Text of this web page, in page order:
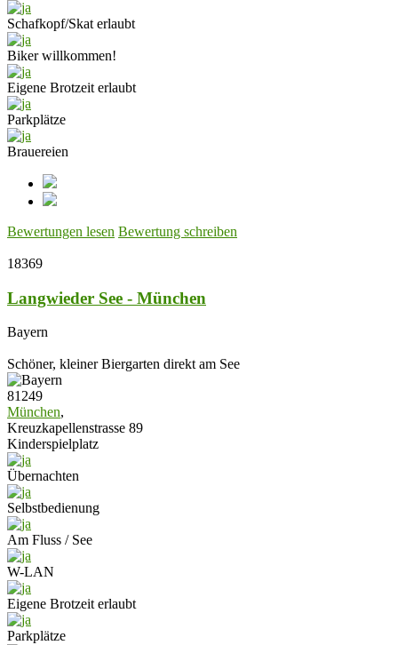
Schafkopf/Skat erlaubt
Biker willkommen!
Eigene Brotzeit erlaubt
Parkplätze
Brauereien
Bewertungen lesen Bewertung schreiben
18369
Langwieder See - München
Bayern
Schöner, kleiner Biergarten direkt am See
81249
München,
Kreuzkapellenstrasse 89
Kinderspielplatz
Übernachten
Selbstbedienung
Am Fluss / See
W-LAN
Eigene Brotzeit erlaubt
Parkplätze